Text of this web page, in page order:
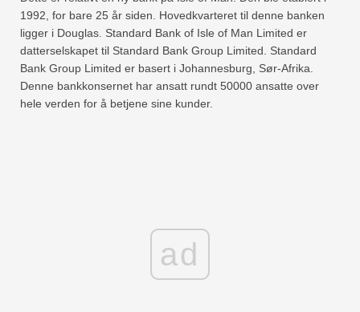
1992, for bare 25 år siden. Hovedkvarteret til denne banken
ligger i Douglas. Standard Bank of Isle of Man Limited er
datterselskapet til Standard Bank Group Limited. Standard
Bank Group Limited er basert i Johannesburg, Sør-Afrika.
Denne bankkonsernet har ansatt rundt 50000 ansatte over
hele verden for å betjene sine kunder.
ad